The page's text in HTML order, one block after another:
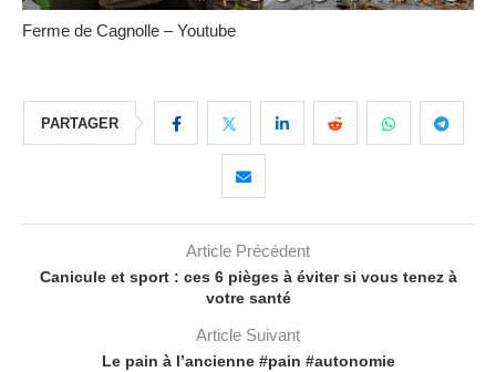
Ferme de Cagnolle – Youtube
PARTAGER
Article Précédent
Canicule et sport : ces 6 pièges à éviter si vous tenez à
votre santé
Article Suivant
Le pain à l’ancienne #pain #autonomie